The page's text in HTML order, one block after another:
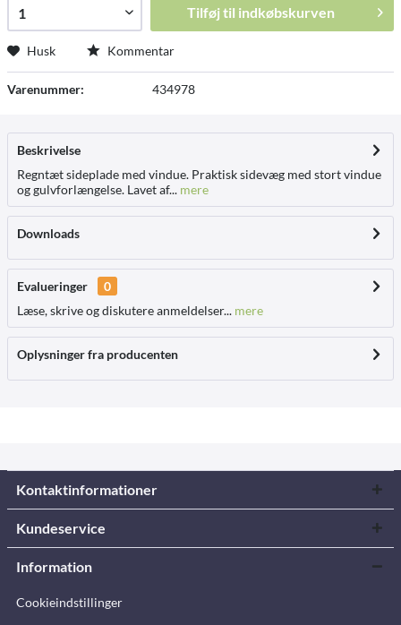
Tilføj til indkøbskurven
Husk Kommentar
Varenummer: 434978
Beskrivelse
Regntæt sideplade med vindue. Praktisk sidevæg med stort vindue
og gulvforlængelse. Lavet af... mere
Downloads
Evalueringer
0
Læse, skrive og diskutere anmeldelser... mere
Oplysninger fra producenten
Kontaktinformationer
Kundeservice
Information
Cookieindstillinger